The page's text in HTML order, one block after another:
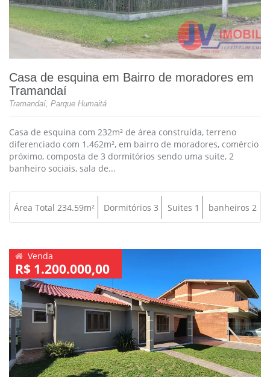
Casa de esquina em Bairro de moradores em
Tramandaí
Tramandaí, Parque Humaitá
Casa de esquina com 232m² de área construída, terreno
diferenciado com 1.462m², em bairro de moradores, comércio
próximo, composta de 3 dormitórios sendo uma suite, 2
banheiro sociais, sala de...
Área Total 234.59m² Dormitórios 3 Suites 1 banheiros 2
Venda
R$ 1.200.000,00